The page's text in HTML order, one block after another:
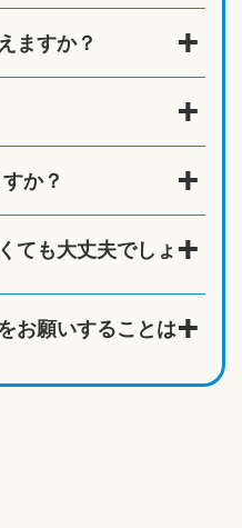
ますか？
か？
ても大丈夫でしょ
お願いすることは